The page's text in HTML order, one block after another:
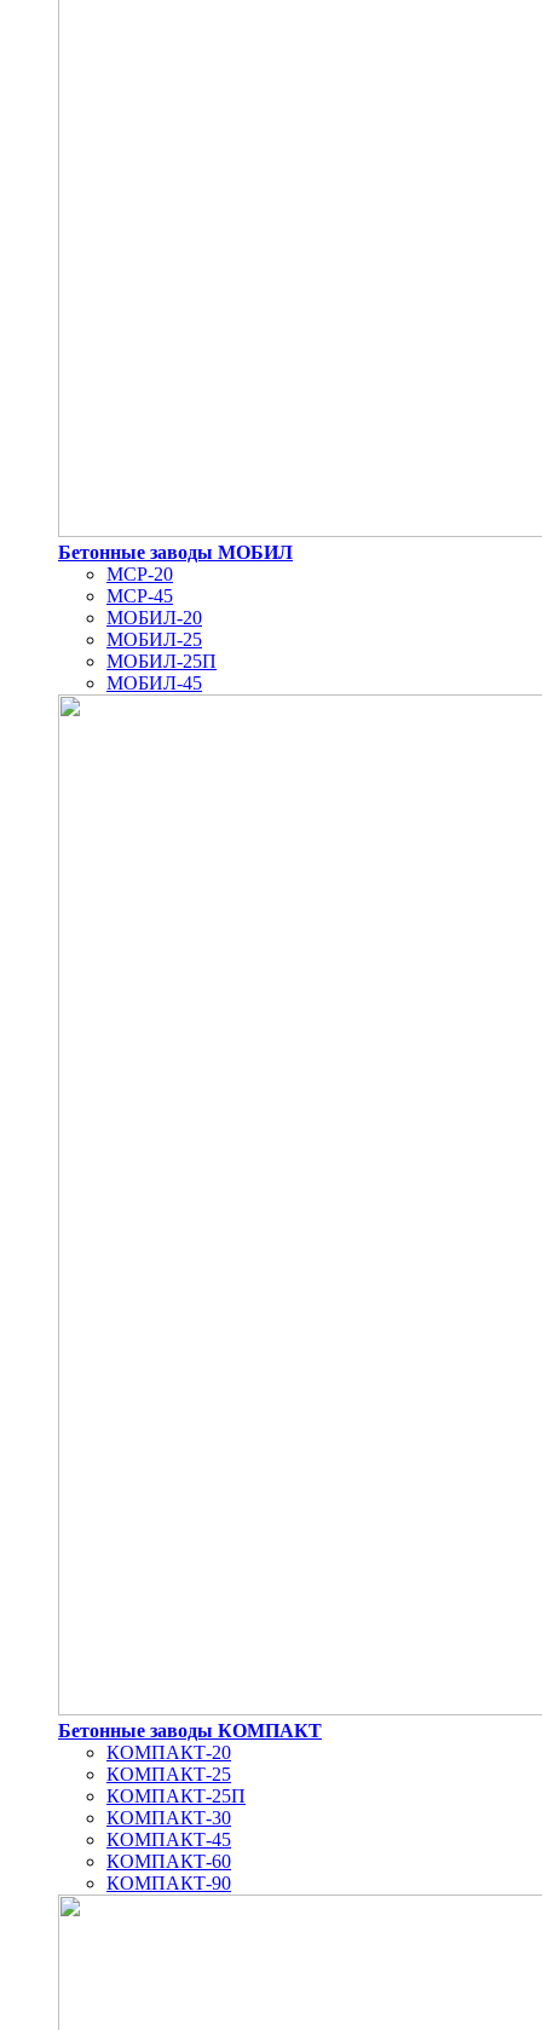
Бетонные заводы МОБИЛ
MCP-20
MCP-45
МОБИЛ-20
МОБИЛ-25
МОБИЛ-25П
МОБИЛ-45
Бетонные заводы КОМПАКТ
КОМПАКТ-20
КОМПАКТ-25
КОМПАКТ-25П
КОМПАКТ-30
КОМПАКТ-45
КОМПАКТ-60
КОМПАКТ-90